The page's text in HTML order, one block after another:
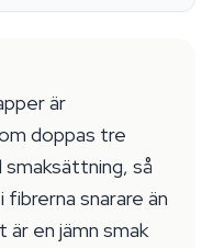
är
doppas tre
smaksättning, så
snarare än
en jämn smak